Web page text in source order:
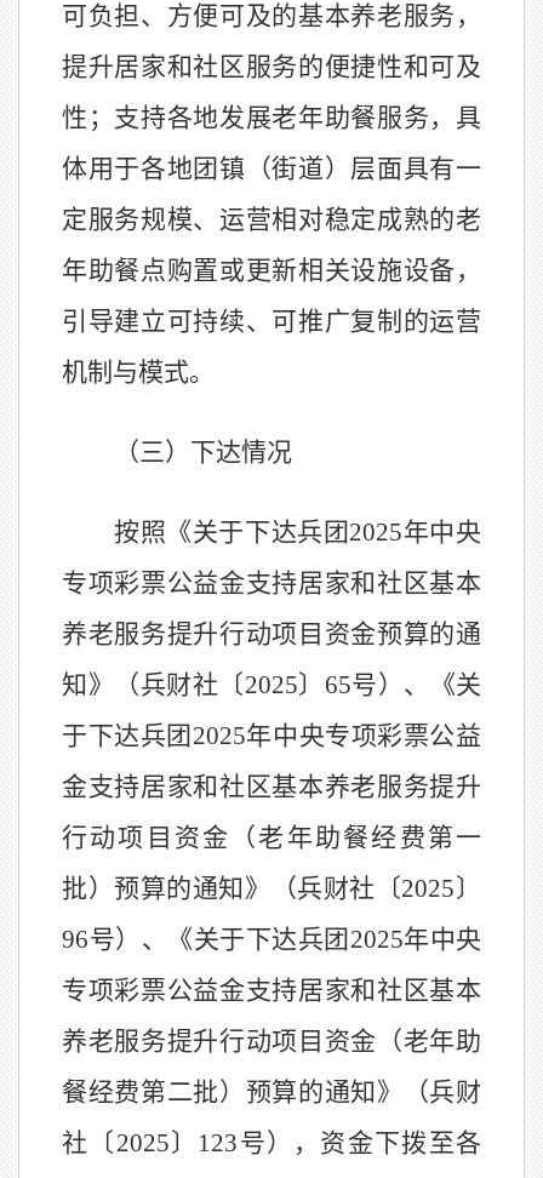
可负担、方便可及的基本养老服务，
提升居家和社区服务的便捷性和可及
性；支持各地发展老年助餐服务，具
体用于各地团镇（街道）层面具有一
定服务规模、运营相对稳定成熟的老
年助餐点购置或更新相关设施设备，
引导建立可持续、可推广复制的运营
机制与模式。
（三）下达情况
按照《关于下达兵团2025年中央
专项彩票公益金支持居家和社区基本
养老服务提升行动项目资金预算的通
知》（兵财社〔2025〕 65号）、《关
于下达兵团 2025年中央专项彩票公益
金支持居家和社区基本养老服务提升
行动项目资金（老年助餐经费第一
批）预算的通知》（兵财社〔2025〕
96号）、《关于下达兵团 2025年中央
专项彩票公益金支持居家和社区基本
养老服务提升行动项目资金（老年助
餐经费第二批）预算的通知》（兵财
社〔 2025〕 123号），资金下拨至各